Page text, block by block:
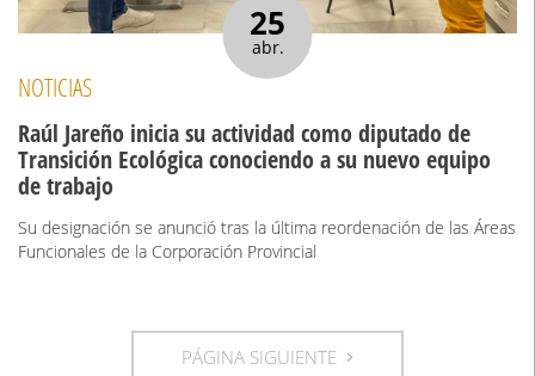
25
abr.
NOTICIAS
Raúl Jareño inicia su actividad como diputado de
Transición Ecológica conociendo a su nuevo equipo
de trabajo
Su designación se anunció tras la última reordenación de las Áreas
Funcionales de la Corporación Provincial
PÁGINA SIGUIENTE